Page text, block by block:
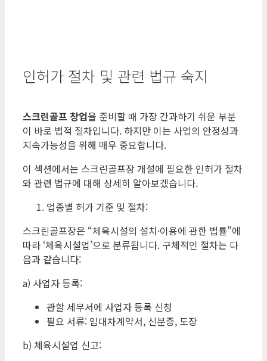
인허가 절차 및 관련 법규 숙지
스크린골프 창업을 준비할 때 가장 간과하기 쉬운 부분
이 바로 법적 절차입니다. 하지만 이는 사업의 안정성과
지속가능성을 위해 매우 중요합니다.
이 섹션에서는 스크린골프장 개설에 필요한 인허가 절차
와 관련 법규에 대해 상세히 알아보겠습니다.
업종별 허가 기준 및 절차:
스크린골프장은 “체육시설의 설치·이용에 관한 법률”에
따라 ‘체육시설업’으로 분류됩니다. 구체적인 절차는 다
음과 같습니다:
a) 사업자 등록:
관할 세무서에 사업자 등록 신청
필요 서류: 임대차계약서, 신분증, 도장
b) 체육시설업 신고: